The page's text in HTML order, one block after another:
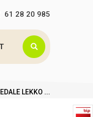
61 28 20 985
LEKKO ...